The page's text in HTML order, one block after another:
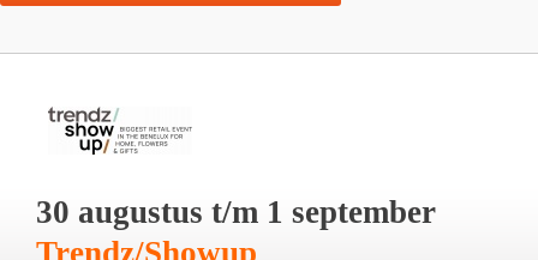
30 augustus t/m 1 september
Trendz/Showup